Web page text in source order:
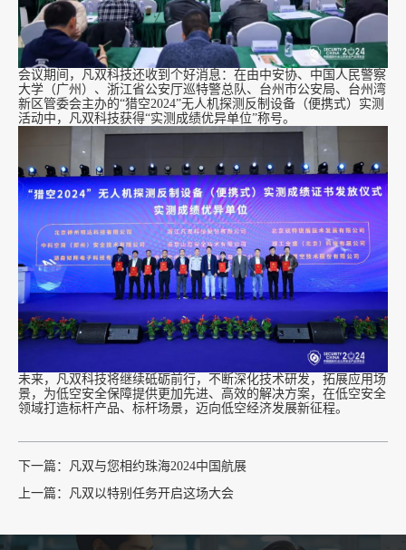
会议期间，凡双科技还收到个好消息：在由中安协、中国人民警察
大学（广州）、浙江省公安厅巡特警总队、台州市公安局、台州湾
新区管委会主办的“猎空2024”无人机探测反制设备（便携式）实测
活动中，凡双科技获得“实测成绩优异单位”称号。
未来，凡双科技将继续砥砺前行，不断深化技术研发，拓展应用场
景，为低空安全保障提供更加先进、高效的解决方案，在低空安全
领域打造标杆产品、标杆场景，迈向低空经济发展新征程。
下一篇：
凡双与您相约珠海2024中国航展
上一篇：
凡双以特别任务开启这场大会